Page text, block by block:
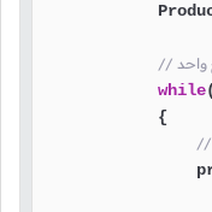
واحد
while
            {